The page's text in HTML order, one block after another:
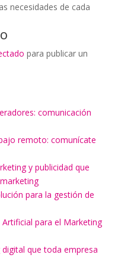
necesidades de cada
para publicar un
comunicación
remoto: comunícate
y publicidad que
para la gestión de
para el Marketing
que toda empresa